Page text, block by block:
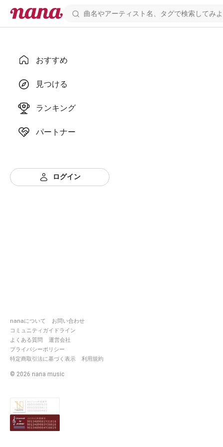
おすすめ
見つける
ランキング
パートナー
ログイン
nanaについて
お問い合わせ
コミュニティガイドライン
よくある質問
運営会社
プライバシーポリシー
特定商取引法に基づく表示
利用規約
© 2026 nana music